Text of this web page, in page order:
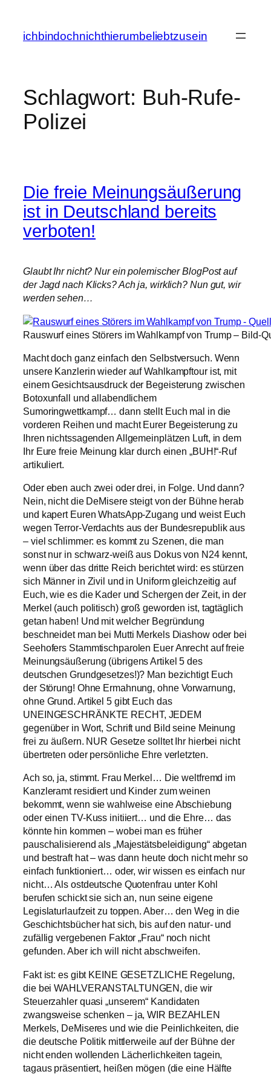
springen
ichbindochnichthierumbeliebtzusein
Schlagwort: Buh-Rufe-
Polizei
Die freie Meinungsäußerung
ist in Deutschland bereits
verboten!
Glaubt Ihr nicht? Nur ein polemischer BlogPost auf
der Jagd nach Klicks? Ach ja, wirklich? Nun gut, wir
werden sehen…
Rauswurf eines Störers im Wahlkampf von Trump – Bild-
Macht doch ganz einfach den Selbstversuch. Wenn
unsere Kanzlerin wieder auf Wahlkampftour ist, mit
einem Gesichtsausdruck der Begeisterung zwischen
Botoxunfall und allabendlichem
Sumoringwettkampf… dann stellt Euch mal in die
vorderen Reihen und macht Eurer Begeisterung zu
Ihren nichtssagenden Allgemeinplätzen Luft, in dem
Ihr Eure freie Meinung klar durch einen „BUH!“-Ruf
artikuliert.
Oder eben auch zwei oder drei, in Folge. Und dann?
Nein, nicht die DeMisere steigt von der Bühne herab
und kapert Euren WhatsApp-Zugang und weist Euch
wegen Terror-Verdachts aus der Bundesrepublik aus
– viel schlimmer: es kommt zu Szenen, die man
sonst nur in schwarz-weiß aus Dokus von N24 kennt,
wenn über das dritte Reich berichtet wird: es stürzen
sich Männer in Zivil und in Uniform gleichzeitig auf
Euch, wie es die Kader und Schergen der Zeit, in der
Merkel (auch politisch) groß geworden ist, tagtäglich
getan haben! Und mit welcher Begründung
beschneidet man bei Mutti Merkels Diashow oder bei
Seehofers Stammtischparolen Euer Anrecht auf freie
Meinungsäußerung (übrigens Artikel 5 des
deutschen Grundgesetzes!)? Man bezichtigt Euch
der Störung! Ohne Ermahnung, ohne Vorwarnung,
ohne Grund. Artikel 5 gibt Euch das
UNEINGESCHRÄNKTE RECHT, JEDEM
gegenüber in Wort, Schrift und Bild seine Meinung
frei zu äußern. NUR Gesetze solltet Ihr hierbei nicht
übertreten oder persönliche Ehre verletzten.
Ach so, ja, stimmt. Frau Merkel… Die weltfremd im
Kanzleramt residiert und Kinder zum weinen
bekommt, wenn sie wahlweise eine Abschiebung
oder einen TV-Kuss initiiert… und die Ehre… das
könnte hin kommen – wobei man es früher
pauschalisierend als „Majestätsbeleidigung“ abgetan
und bestraft hat – was dann heute doch nicht mehr so
einfach funktioniert… oder, wir wissen es einfach nur
nicht… Als ostdeutsche Quotenfrau unter Kohl
berufen schickt sie sich an, nun seine eigene
Legislaturlaufzeit zu toppen. Aber… den Weg in die
Geschichtsbücher hat sich, bis auf den natur- und
zufällig vergebenen Faktor „Frau“ noch nicht
gefunden. Aber ich will nicht abschweifen.
Fakt ist: es gibt KEINE GESETZLICHE Regelung,
die bei WAHLVERANSTALTUNGEN, die wir
Steuerzahler quasi „unserem“ Kandidaten
zwangsweise schenken – ja, WIR BEZAHLEN
Merkels, DeMiseres und wie die Peinlichkeiten, die
die deutsche Politik mittlerweile auf der Bühne der
nicht enden wollenden Lächerlichkeiten tagein,
tagaus präsentiert, heißen mögen (die eine Hälfte